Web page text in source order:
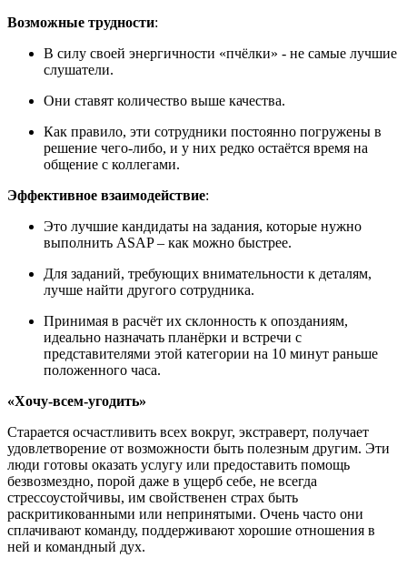
Возможные трудности:
В силу своей энергичности «пчёлки» - не самые лучшие
слушатели.
Они ставят количество выше качества.
Как правило, эти сотрудники постоянно погружены в
решение чего-либо, и у них редко остаётся время на
общение с коллегами.
Эффективное взаимодействие:
Это лучшие кандидаты на задания, которые нужно
выполнить ASAP – как можно быстрее.
Для заданий, требующих внимательности к деталям,
лучше найти другого сотрудника.
Принимая в расчёт их склонность к опозданиям,
идеально назначать планёрки и встречи с
представителями этой категории на 10 минут раньше
положенного часа.
«Хочу-всем-угодить»
Старается осчастливить всех вокруг, экстраверт, получает
удовлетворение от возможности быть полезным другим. Эти
люди готовы оказать услугу или предоставить помощь
безвозмездно, порой даже в ущерб себе, не всегда
стрессоустойчивы, им свойственен страх быть
раскритикованными или непринятыми. Очень часто они
сплачивают команду, поддерживают хорошие отношения в
ней и командный дух.